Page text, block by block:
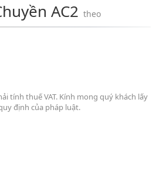
AC2 theo
tính thuế VAT. Kính mong quý khách lấy
định của pháp luật.